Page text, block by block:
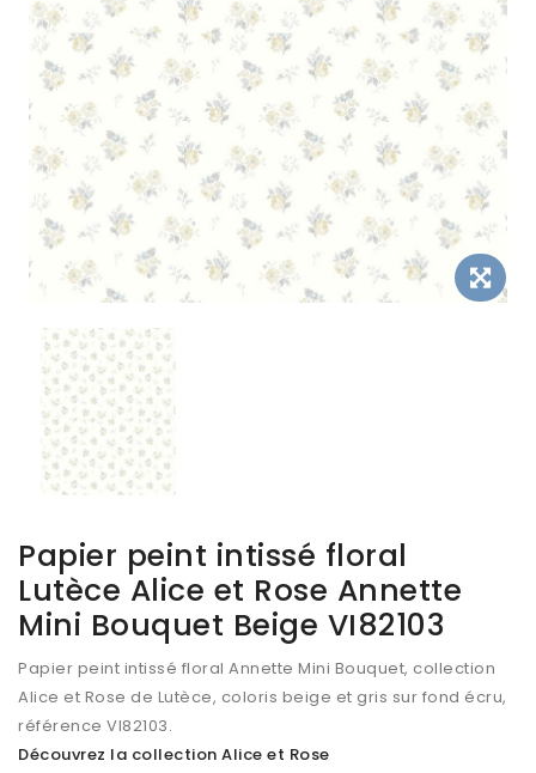
Papier peint intissé floral
Lutèce Alice et Rose Annette
Mini Bouquet Beige VI82103
Papier peint intissé floral Annette Mini Bouquet, collection
Alice et Rose de Lutèce, coloris beige et gris sur fond écru,
référence VI82103.
Découvrez la collection Alice et Rose